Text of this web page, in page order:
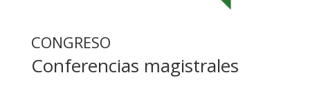
CONGRESO
Conferencias magistrales